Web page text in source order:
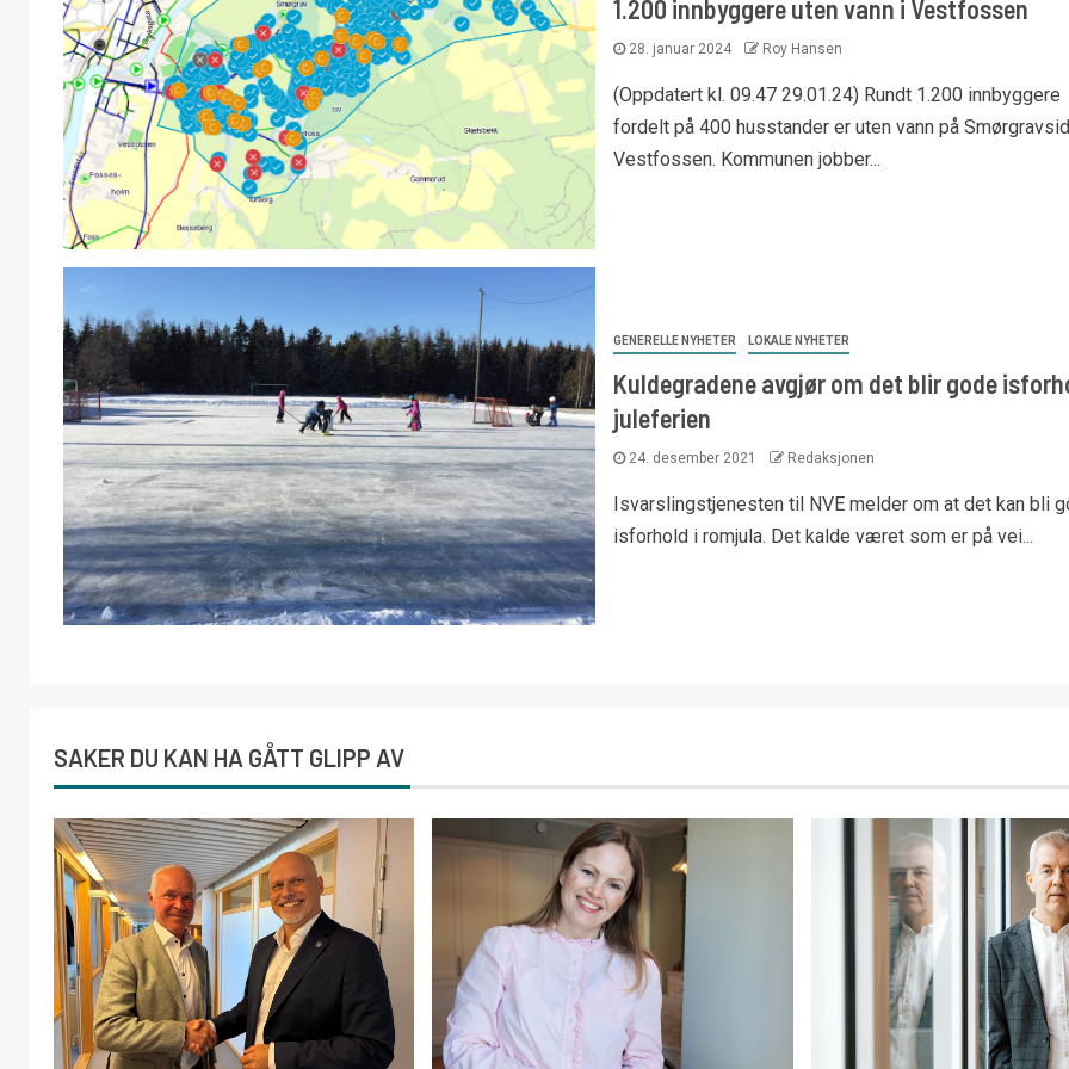
1.200 innbyggere uten vann i Vestfossen
28. januar 2024 Roy Hansen
(Oppdatert kl. 09.47 29.01.24) Rundt 1.200 innbyggere
fordelt på 400 husstander er uten vann på
Vestfossen. Kommunen jobber...
GENERELLE NYHETER LOKALE NYHETER
Kuldegradene avgjør om det blir gode
juleferien
24. desember 2021 Redaksjonen
Isvarslingstjenesten til NVE melder om at det kan bli
isforhold i romjula. Det kalde været som er på vei...
SAKER DU KAN HA GÅTT GLIPP AV